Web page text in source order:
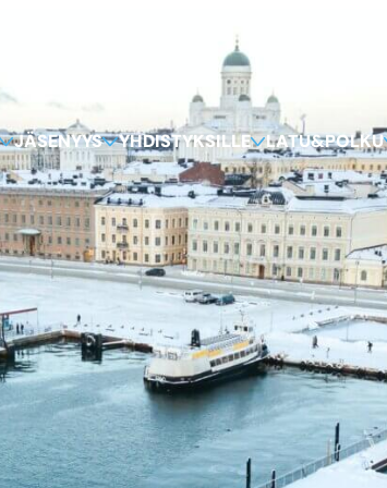
JÄSENYYS YHDISTYKSILLE LATU&POLKU